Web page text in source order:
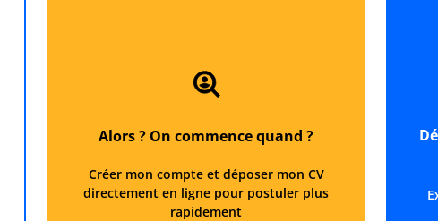
Alors ? On commence quand ?
Créer mon compte et déposer mon CV
directement en ligne pour postuler plus
rapidement